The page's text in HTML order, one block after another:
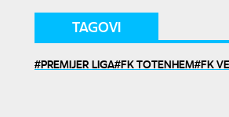
TAGOVI
PREMIJER LIGA FK TOTENHEM FK